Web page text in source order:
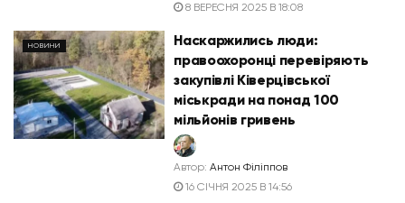
8 ВЕРЕСНЯ 2025 В 18:08
НОВИНИ
Наскаржились люди:
правоохоронці перевіряють
закупівлі Ківерцівської
міськради на понад 100
мільйонів гривень
Автор: Антон Філіппов
16 СІЧНЯ 2025 В 14:56